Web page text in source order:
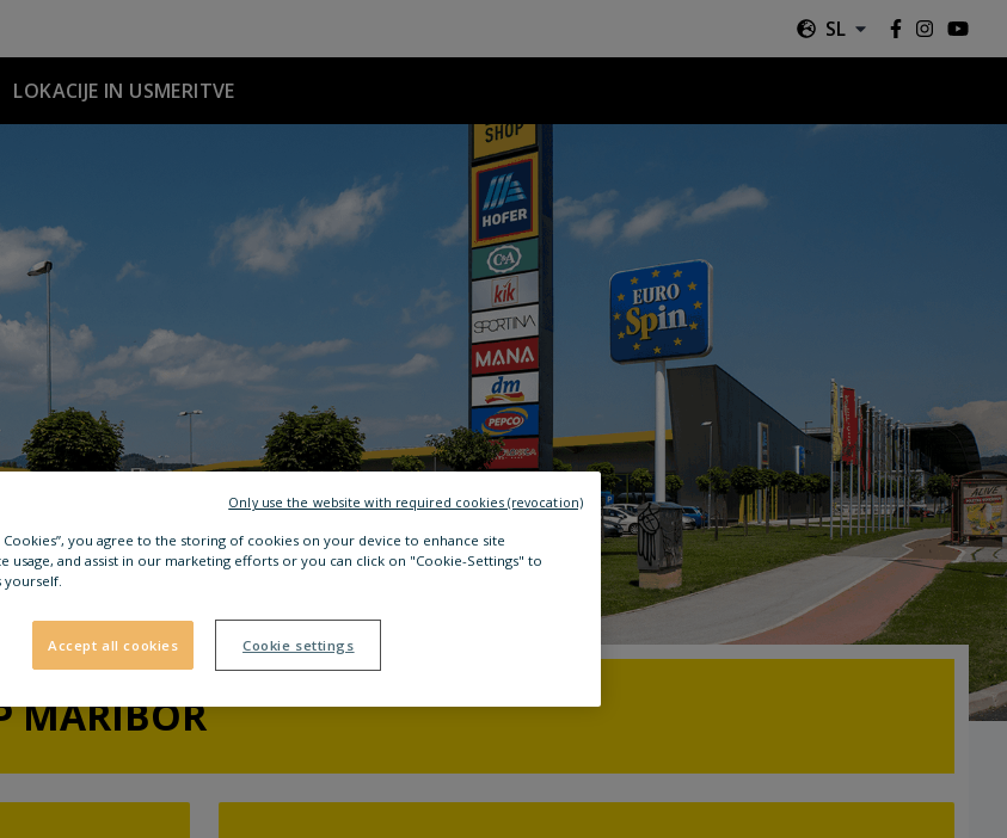
SL
LOKACIJE IN USMERITVE
MARIBOR
Cookies”, you agree to the storing of cookies on your device to enhance site
usage, and assist in our marketing efforts or you can click on "Cookie-Settings" to
Accept all cookies Cookie settings
Only use the website with required cookies (revocation)